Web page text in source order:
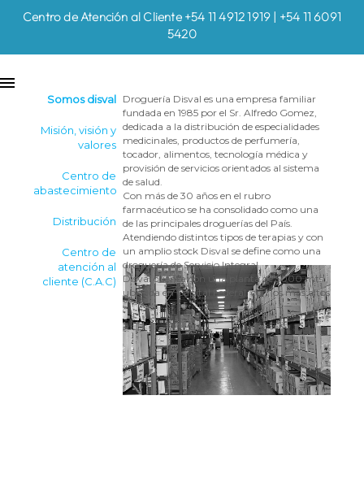
Centro de Atención al Cliente +54 11 4912 1919 | +54 11 6091
5420
Somos disval
Misión, visión y
valores
Centro de
abastecimiento
Distribución
Centro de
atención al
cliente (C.A.C)
Droguería Disval es una empresa familiar
fundada en 1985 por el Sr. Alfredo Gomez,
dedicada a la distribución de especialidades
medicinales, productos de perfumería,
tocador, alimentos, tecnología médica y
provisión de servicios orientados al sistema
de salud.
Con más de 30 años en el rubro
farmacéutico se ha consolidado como una
de las principales droguerías del País.
Atendiendo distintos tipos de terapias y con
un amplio stock Disval se define como una
droguería de Servicio Integral.
Disval cuenta con una planta de 5000 mts.,
ubicada en Capital Federal, con los más altos
estándares para el almacenamiento de
productos farmacéuticos, disponiendo de un
sistema robotizado de preparación de
pedidos. Su amplia flota propia de vehículos
propios le permite brindar un servicio de
eficiencia y calidad a sus clientes en Capital y
GBA, llegando además a todo el país en